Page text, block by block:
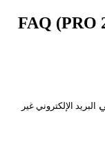
FAQ (PRO
البريد الإلكتروني غير